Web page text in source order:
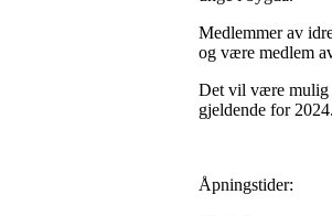
Medlemmer av
og være medlem
Det vil være mulig
gjeldende for 2024.
Åpningstider: